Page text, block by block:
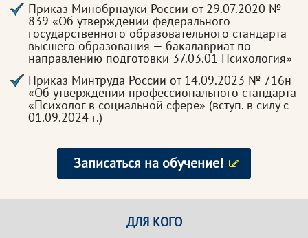
Приказ Минобрнауки России от 29.07.2020 №
839 «Об утверждении федерального
государственного образовательного стандарта
высшего образования — бакалавриат по
направлению подготовки 37.03.01 Психология»
Приказ Минтруда России от 14.09.2023 № 716н
«Об утверждении профессионального стандарта
«Психолог в социальной сфере» (вступ. в силу с
01.09.2024 г.)
Записаться на обучение!
ДЛЯ КОГО